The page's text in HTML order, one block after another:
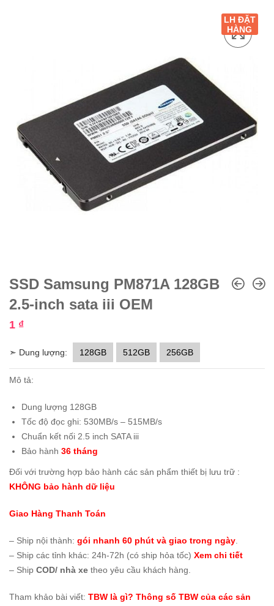
LH ĐẶT
HÀNG
SSD Samsung PM871A 128GB
2.5-inch sata iii OEM
1 ₫
➣ Dung lượng: 128GB 512GB 256GB
Mô tả:
Dung lượng 128GB
Tốc độ đọc ghi: 530MB/s – 515MB/s
Chuẩn kết nối 2.5 inch SATA iii
Bảo hành 36 tháng
Đối với trường hợp bảo hành các sản phẩm thiết bị lưu trữ :
KHÔNG bảo hành dữ liệu
Giao Hàng Thanh Toán
– Ship nội thành: gói nhanh 60 phút và giao trong ngày
– Ship các tỉnh khác: 24h-72h (có ship hỏa tốc) Xem chi tiết
– Ship COD/ nhà xe theo yêu cầu khách hàng.
Tham khảo bài viết: TBW là gì? Thông số TBW của các sản